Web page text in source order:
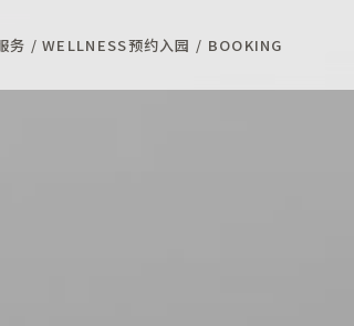
务 / WELLNESS预约入园 / BOOKING